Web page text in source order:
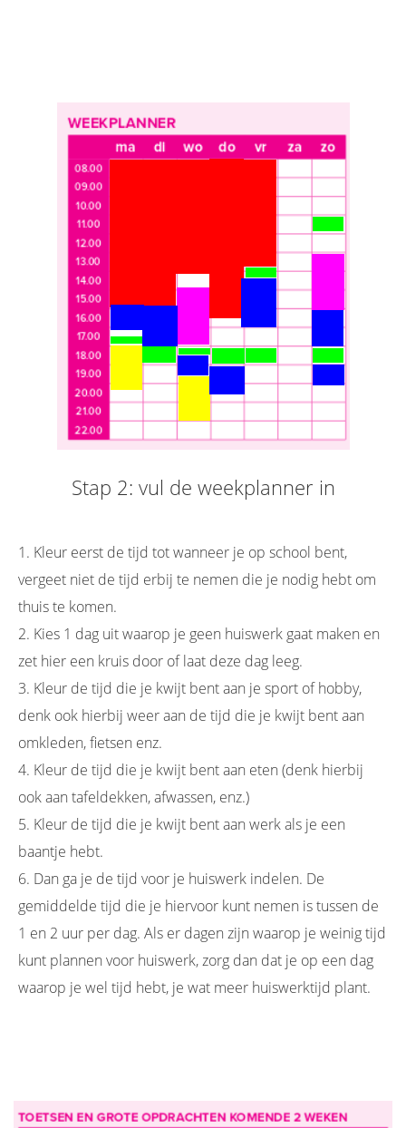
Stap 2: vul de weekplanner in
1. Kleur eerst de tijd tot wanneer je op school bent,
vergeet niet de tijd erbij te nemen die je nodig hebt om
thuis te komen.
2. Kies 1 dag uit waarop je geen huiswerk gaat maken en
zet hier een kruis door of laat deze dag leeg.
3. Kleur de tijd die je kwijt bent aan je sport of hobby,
denk ook hierbij weer aan de tijd die je kwijt bent aan
omkleden, fietsen enz.
4. Kleur de tijd die je kwijt bent aan eten (denk hierbij
ook aan tafeldekken, afwassen, enz.)
5. Kleur de tijd die je kwijt bent aan werk als je een
baantje hebt.
6. Dan ga je de tijd voor je huiswerk indelen. De
gemiddelde tijd die je hiervoor kunt nemen is tussen de
1 en 2 uur per dag. Als er dagen zijn waarop je weinig tijd
kunt plannen voor huiswerk, zorg dan dat je op een dag
waarop je wel tijd hebt, je wat meer huiswerktijd plant.